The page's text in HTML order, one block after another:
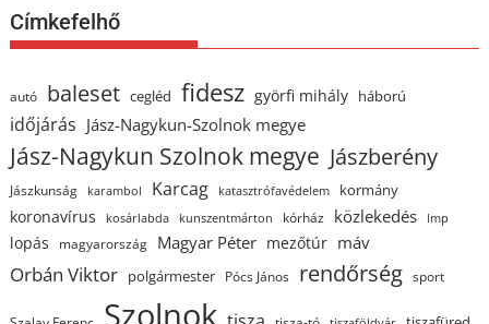
Címkefelhő
autó baleset cegléd fidesz györfi mihály háború
időjárás Jász-Nagykun-Szolnok megye
Jász-Nagykun Szolnok megye Jászberény
Jászkunság karambol Karcag katasztrófavédelem kormány
koronavírus kosárlabda kunszentmárton kórház közlekedés lmp
lopás magyarország Magyar Péter mezőtúr máv
Orbán Viktor polgármester Pócs János rendőrség sport